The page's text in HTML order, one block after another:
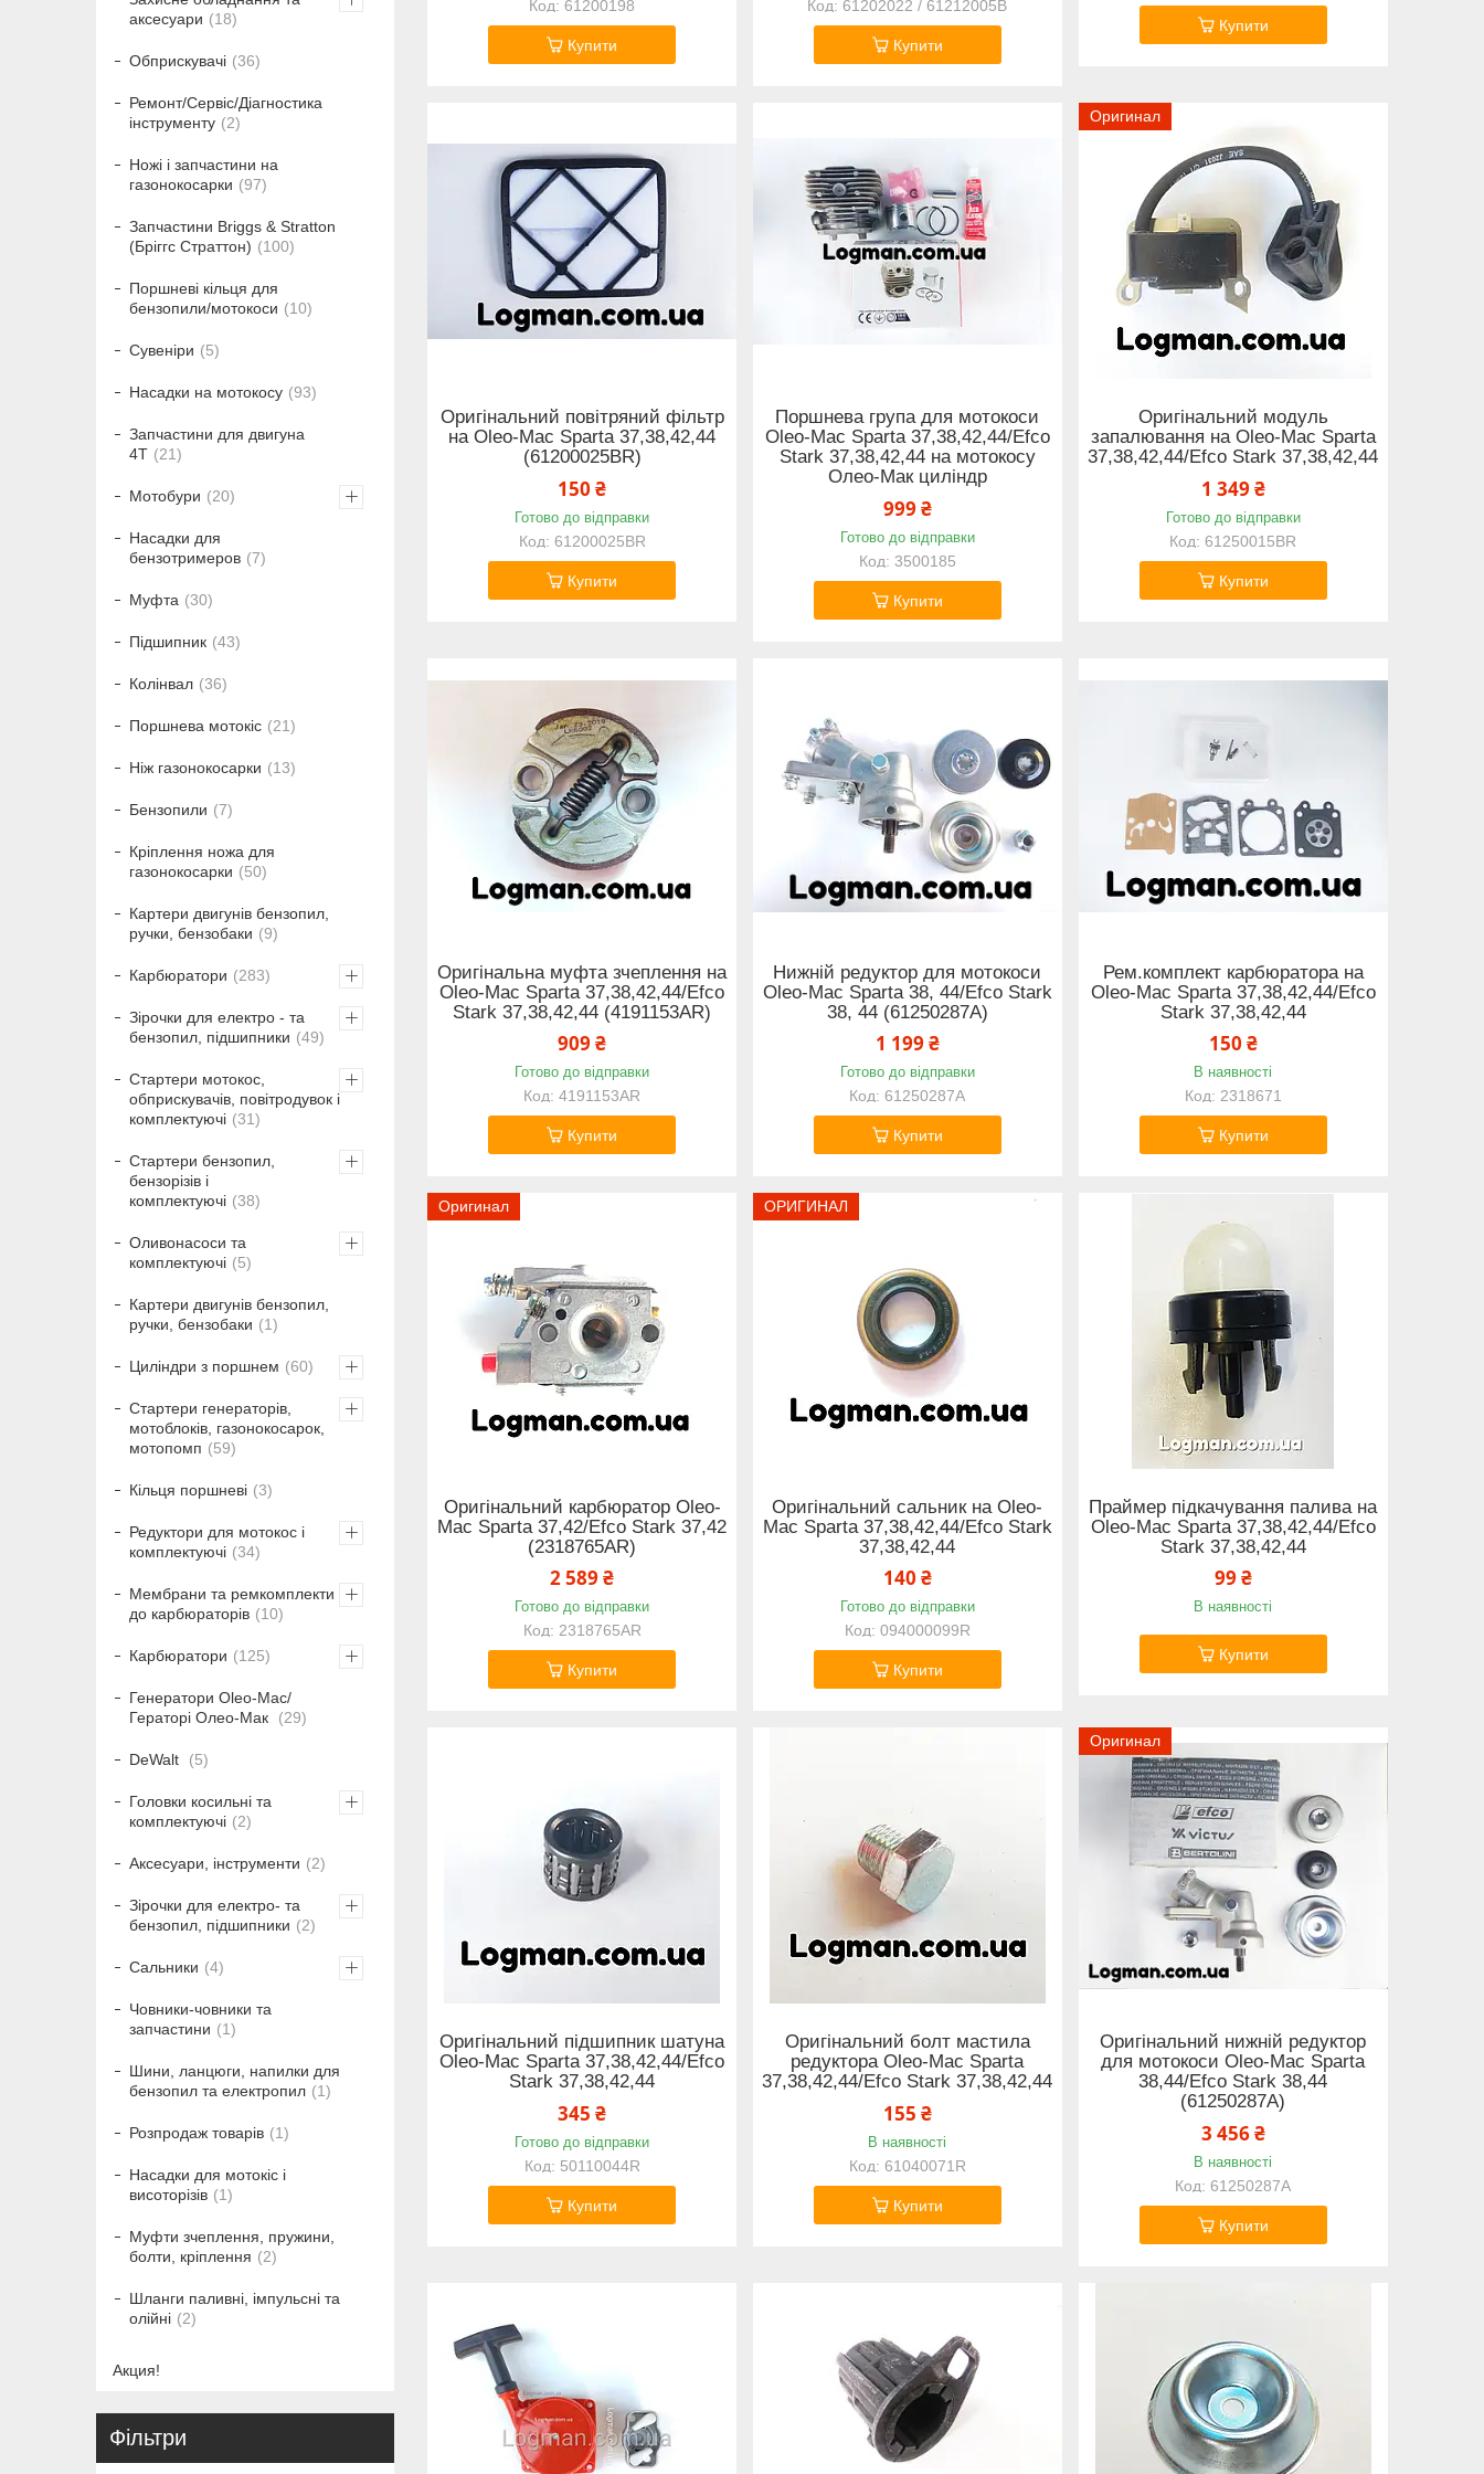
61200198
Купити
61202022 / 61212005B
Купити
Купити
Оригінальний повітряний фільтр
на Oleo-Mac Sparta 37,38,42,44
(61200025BR)
150 ₴
Готово до відправки
61200025BR
Купити
Поршнева група для мотокоси
Oleo-Mac Sparta 37,38,42,44/Efco
Stark 37,38,42,44 на мотокосу
Олео-Мак циліндр
999 ₴
Готово до відправки
3500185
Купити
Оригинал
Оригінальний модуль
запалювання на Oleo-Mac Sparta
37,38,42,44/Efco Stark 37,38,42,44
1 349 ₴
Готово до відправки
61250015BR
Купити
Оригінальна муфта зчеплення на
Oleo-Mac Sparta 37,38,42,44/Efco
Stark 37,38,42,44 (4191153AR)
909 ₴
Готово до відправки
4191153AR
Купити
Нижній редуктор для мотокоси
Oleo-Mac Sparta 38, 44/Efco Stark
38, 44 (61250287A)
1 199 ₴
Готово до відправки
61250287A
Купити
Рем.комплект карбюратора на
Oleo-Mac Sparta 37,38,42,44/Efco
Stark 37,38,42,44
150 ₴
В наявності
2318671
Купити
Оригинал
Оригінальний карбюратор Oleo-
Mac Sparta 37,42/Efco Stark 37,42
(2318765AR)
2 589 ₴
Готово до відправки
2318765AR
Купити
ОРИГИНАЛ
Оригінальний сальник на Oleo-
Mac Sparta 37,38,42,44/Efco Stark
37,38,42,44
140 ₴
Готово до відправки
094000099R
Купити
Праймер підкачування палива на
Oleo-Mac Sparta 37,38,42,44/Efco
Stark 37,38,42,44
99 ₴
В наявності
Купити
Оригінальний підшипник шатуна
Oleo-Mac Sparta 37,38,42,44/Efco
Stark 37,38,42,44
345 ₴
Готово до відправки
50110044R
Купити
Оригінальний болт мастила
редуктора Oleo-Mac Sparta
37,38,42,44/Efco Stark 37,38,42,44
155 ₴
В наявності
61040071R
Купити
Оригинал
Оригінальний нижній редуктор
для мотокоси Oleo-Mac Sparta
38,44/Efco Stark 38,44
(61250287A)
3 456 ₴
В наявності
61250287A
Купити
аксесуари
18
Обприскувачі 36
Ремонт/Сервіс/Діагностика
інструменту
2
Ножі і запчастини на
газонокосарки
97
Запчастини Briggs & Stratton
(Бріггс Страттон)
100
Поршневі кільця для
бензопили/мотокоси
10
Сувеніри 5
Насадки на мотокосу 93
Запчастини для двигуна
4T
21
Мотобури 20
Насадки для
бензотримеров
7
Муфта 30
Підшипник 43
Колінвал 36
Поршнева мотокіс 21
Ніж газонокосарки 13
Бензопили 7
Кріплення ножа для
газонокосарки
50
Картери двигунів бензопил,
ручки, бензобаки
9
Карбюратори 283
Зірочки для електро - та
бензопил, підшипники
49
Стартери мотокос,
обприскувачів, повітродувок і
комплектуючі
31
Стартери бензопил,
бензорізів і
комплектуючі
38
Оливонасоси та
комплектуючі
5
Картери двигунів бензопил,
ручки, бензобаки
1
Циліндри з поршнем 60
Стартери генераторів,
мотоблоків, газонокосарок,
мотопомп
59
Кільця поршневі 3
Редуктори для мотокос і
комплектуючі
34
Мембрани та ремкомплекти
до карбюраторів
10
Карбюратори 125
Генератори Oleo-Mac/
Гераторі Олео-Мак
29
DeWalt 5
Головки косильні та
комплектуючі
2
Аксесуари, інструменти 2
Зірочки для електро- та
бензопил, підшипники
2
Сальники 4
Човники-човники та
запчастини
1
Шини, ланцюги, напилки для
бензопил та електропил
1
Розпродаж товарів 1
Насадки для мотокіс і
висоторізів
1
Муфти зчеплення, пружини,
болти, кріплення
2
Шланги паливні, імпульсні та
олійні
2
Акция!
Фільтри